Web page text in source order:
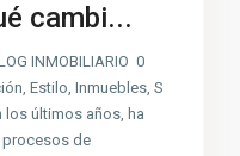
cambi...
INMOBILIARIO 0
Estilo, Inmuebles, S
los últimos años, ha
procesos de